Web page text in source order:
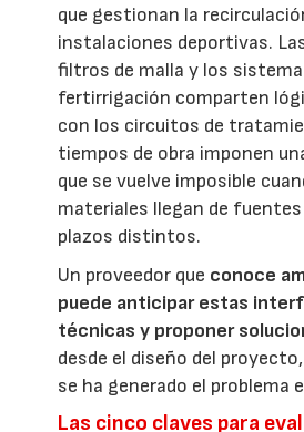
que gestionan la
instalaciones deportivas.
filtros de malla y los
fertirrigación comparten
con los circuitos de
tiempos de obra imponen
que se vuelve imposible
materiales llegan de
plazos distintos.
Un proveedor que conoce
puede anticipar estas
técnicas y proponer
desde el diseño del
se ha generado el problema
Las cinco claves para